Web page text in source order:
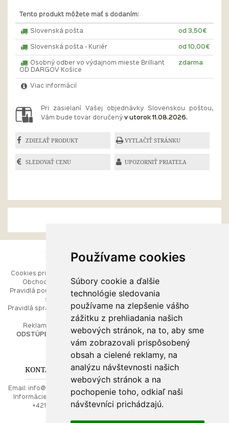
Používame cookies
Súbory cookie a ďalšie
technológie sledovania
používame na zlepšenie vášho
zážitku z prehliadania našich
webových stránok, na to, aby sme
vám zobrazovali prispôsobený
obsah a cielené reklamy, na
analýzu návštevnosti našich
webových stránok a na
pochopenie toho, odkiaľ naši
návštevníci prichádzajú.
Tento produkt môžete mať s dodaním:
Slovenská pošta od 3,50€
Slovenská pošta - Kuriér od 10,00€
Osobný odber vo výdajnom mieste Brilliant
OD DARGOV Košice
zdarma
Viac informácií
Pri zasielaní Vašej objednávky Slovenskou poštou,
Vám bude tovar doručený v utorok 11.08.2026.
ZDIEĽAŤ PRODUKT VYTLAČIŤ STRÁNKU
SLEDOVAŤ CENU UPOZORNIŤ PRIATEĽA
ESHOP
Cookies pri prezeraní stránok
Obchodné podmienky
Pravidlá používania webových
stránok
Pravidlá spracúvania osobných
Reklamačný poriadok
ODSTÚPENIE OD ZMLUVY
RÝCHLE MENU
Ako balíme Vaše šperky
Kontaktujte nás
PORADŇA
Ako nakupovať
O drahých kovoch
Doprava a poštovné
KONTAKT NA NÁS
Email:
info@najkrajsiesperky.sk
Informácie:
+421917 881556,
+421556224323